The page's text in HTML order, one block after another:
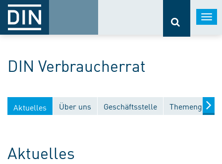
DIN Verbraucherrat
Aktuelles Über uns Geschäftsstelle
Aktuelles